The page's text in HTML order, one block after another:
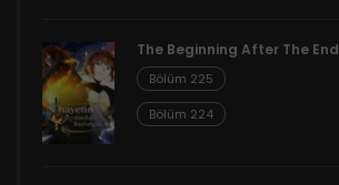
The Beginning After The End
Bölüm 225
Bölüm 224